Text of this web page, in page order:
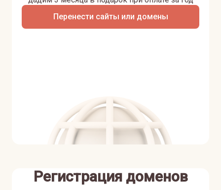
Перенести сайты или домены
Регистрация доменов